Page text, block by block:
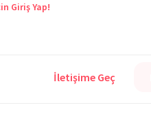
Giriş Yap!
İletişime Geç